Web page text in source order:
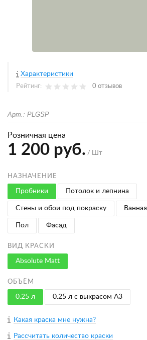
Характеристики
Рейтинг: 0 отзывов
Арт.: PLGSP
Розничная цена
1 200 руб. / Шт
НАЗНАЧЕНИЕ
Пробники Потолок и лепнина
Стены и обои под покраску Ванная
Пол Фасад
ВИД КРАСКИ
Absolute Matt
ОБЪЁМ
0.25 л 0.25 л с выкрасом A3
Какая краска мне нужна?
Рассчитать количество краски